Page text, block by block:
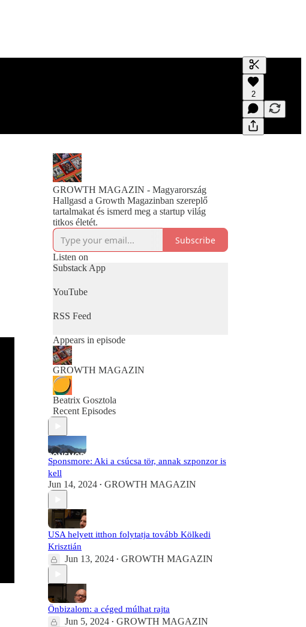
Generate
A transcript
editing.
2
GROWTH MAGAZIN - Magyarország
Hallgasd a Growth Magazinban szereplő
tartalmakat és ismerd meg a startup világ
titkos életét.
Subscribe
Listen on
Substack App
YouTube
RSS Feed
Appears in episode
GROWTH MAGAZIN
Beatrix Gosztola
Recent Episodes
Sponsmore: Aki a csúcsa tör, annak szponzor is
kell
Jun 14, 2024 • GROWTH MAGAZIN
USA helyett itthon folytatja tovább Kölkedi
Krisztián
Jun 13, 2024 • GROWTH MAGAZIN
Önbizalom: a céged múlhat rajta
Jun 5, 2024 • GROWTH MAGAZIN